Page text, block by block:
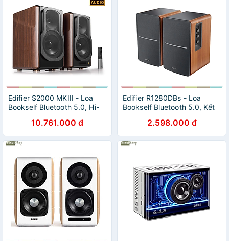
Edifier S2000 MKIII - Loa
Bookself Bluetooth 5.0, Hi-
130W - Hàng chính hãng
10.761.000 đ
Edifier R1280DBs - Loa
Bookself Bluetooth 5.0, Kết
In/Coaxial/Optical/Sub Out,
Công Suất 42W, Điều Khiển
Từ Xa - Hàng chính hãng
2.598.000 đ